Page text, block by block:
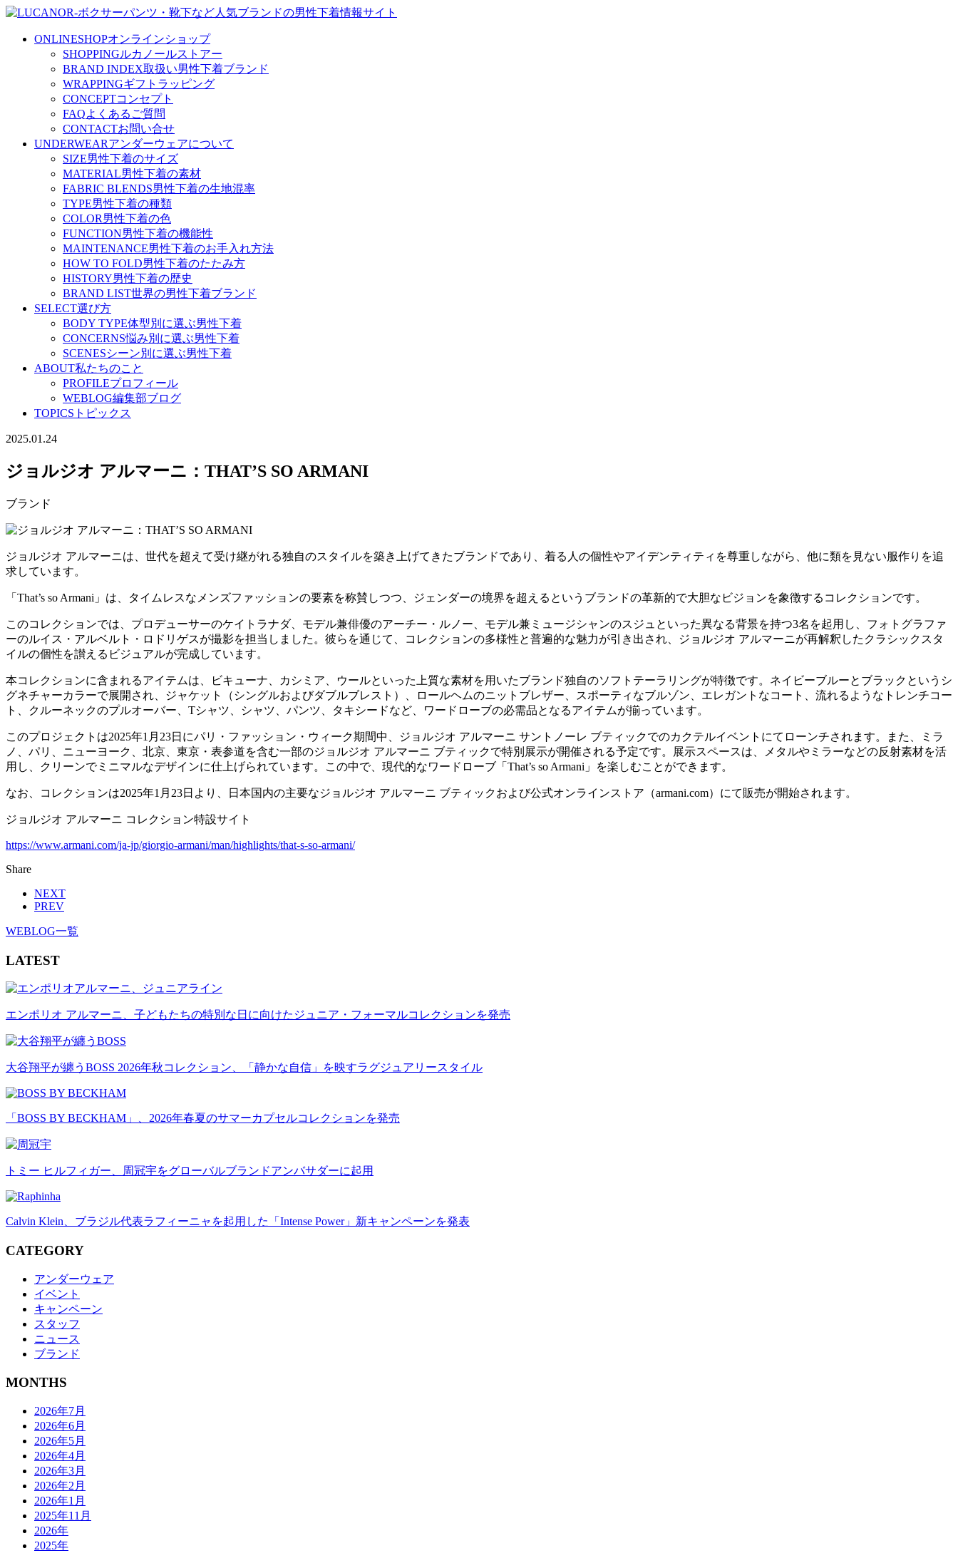
ONLINESHOPオンラインショップ
SHOPPINGルカノールストアー
BRAND INDEX取扱い男性下着ブランド
WRAPPINGギフトラッピング
CONCEPTコンセプト
FAQよくあるご質問
CONTACTお問い合せ
UNDERWEARアンダーウェアについて
SIZE男性下着のサイズ
MATERIAL男性下着の素材
FABRIC BLENDS男性下着の生地混率
TYPE男性下着の種類
COLOR男性下着の色
FUNCTION男性下着の機能性
MAINTENANCE男性下着のお手入れ方法
HOW TO FOLD男性下着のたたみ方
HISTORY男性下着の歴史
BRAND LIST世界の男性下着ブランド
SELECT選び方
BODY TYPE体型別に選ぶ男性下着
CONCERNS悩み別に選ぶ男性下着
SCENESシーン別に選ぶ男性下着
ABOUT私たちのこと
PROFILEプロフィール
WEBLOG編集部ブログ
TOPICS トピックス
2025.01.24
ジョルジオ アルマーニ：THAT’S SO ARMANI
ブランド
ジョルジオ アルマーニは、世代を超えて受け継がれる独自のスタイルを築き上げてきたブランドであり、着る人の個性やアイデンティティを尊重しながら、他に類を見ない服作りを追
求しています。
「That’s so Armani」は、タイムレスなメンズファッションの要素を称賛しつつ、ジェンダーの境界を超えるというブランドの革新的で大胆なビジョンを象徴するコレクションです。
このコレクションでは、プロデューサーのケイトラナダ、モデル兼俳優のアーチー・ルノー、モデル兼ミュージシャンのスジュといった異なる背景を持つ3名を起用し、フォトグラファ
ーのルイス・アルベルト・ロドリゲスが撮影を担当しました。彼らを通じて、コレクションの多様性と普遍的な魅力が引き出され、ジョルジオ アルマーニが再解釈したクラシックスタ
イルの個性を讃えるビジュアルが完成しています。
本コレクションに含まれるアイテムは、ビキューナ、カシミア、ウールといった上質な素材を用いたブランド独自のソフトテーラリングが特徴です。ネイビーブルーとブラックというシ
グネチャーカラーで展開され、ジャケット（シングルおよびダブルブレスト）、ロールヘムのニットブレザー、スポーティなブルゾン、エレガントなコート、流れるようなトレンチコー
ト、クルーネックのプルオーバー、Tシャツ、シャツ、パンツ、タキシードなど、ワードローブの必需品となるアイテムが揃っています。
このプロジェクトは2025年1月23日にパリ・ファッション・ウィーク期間中、ジョルジオ アルマーニ サントノーレ ブティックでのカクテルイベントにてローンチされます。また、ミラ
ノ、パリ、ニューヨーク、北京、東京・表参道を含む一部のジョルジオ アルマーニ ブティックで特別展示が開催される予定です。展示スペースは、メタルやミラーなどの反射素材を活
用し、クリーンでミニマルなデザインに仕上げられています。この中で、現代的なワードローブ「That’s so Armani」を楽しむことができます。
なお、コレクションは2025年1月23日より、日本国内の主要なジョルジオ アルマーニ ブティックおよび公式オンラインストア（armani.com）にて販売が開始されます。
ジョルジオ アルマーニ コレクション特設サイト
https://www.armani.com/ja-jp/giorgio-armani/man/highlights/that-s-so-armani/
Share
NEXT
PREV
WEBLOG一覧
LATEST
エンポリオ アルマーニ、子どもたちの特別な日に向けたジュニア・フォーマルコレクションを発売
大谷翔平が纏うBOSS 2026年秋コレクション、「静かな自信」を映すラグジュアリースタイル
「BOSS BY BECKHAM」、2026年春夏のサマーカプセルコレクションを発売
トミー ヒルフィガー、周冠宇をグローバルブランドアンバサダーに起用
Calvin Klein、ブラジル代表ラフィーニャを起用した「Intense Power」新キャンペーンを発表
CATEGORY
アンダーウェア
イベント
キャンペーン
スタッフ
ニュース
ブランド
MONTHS
2026年7月
2026年6月
2026年5月
2026年4月
2026年3月
2026年2月
2026年1月
2025年11月
2026年
2025年